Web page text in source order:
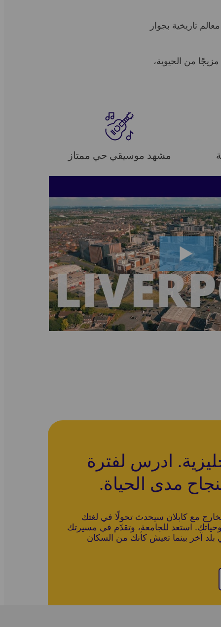
تاريخية بجوار
من الحيوية،
مشهد موسيقي حي ممتاز
ادرس لفترة
مدى الحياة.
مع كابلان سيحدث تحولًا في لغتك
وحياتك. استعد للجامعة، وتقدّم في مسيرتك
بلد آخر بينما تعيش كأنك من السكان